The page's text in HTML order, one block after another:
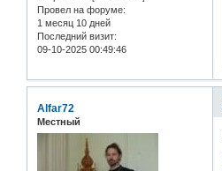
Провел на форуме:
1 месяц 10 дней
Последний визит:
09-10-2025 00:49:46
Alfar72
Местный